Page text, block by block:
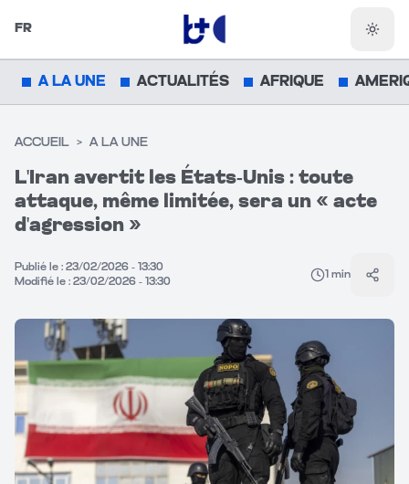
FR
A LA UNE ACTUALITÉS AFRIQUE
ACCUEIL > A LA UNE
L'Iran avertit les États-Unis : toute
attaque, même limitée, sera un « acte
d'agression »
Publié le : 23/02/2026 - 13:30
Modifié le : 23/02/2026 - 13:30
1 min